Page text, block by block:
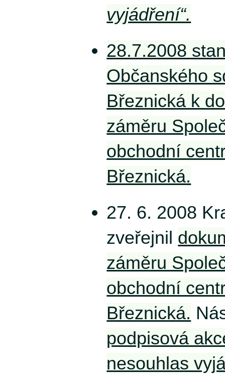
vyjádření“.
28.7.2008
Občanského
Březnická k
záměru
obchodní
Březnická.
27. 6. 2008
zveřejnil
záměru
obchodní
Březnická.
podpisová
nesouhlas